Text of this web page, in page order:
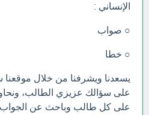
الإنساني :
○ صواب
○ خطا
يسعدنا ويشرفنا من خلال
على سؤالك عزيزي الطالب،
على كل طالب وباحث عن الجواب